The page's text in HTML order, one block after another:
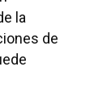
la
de